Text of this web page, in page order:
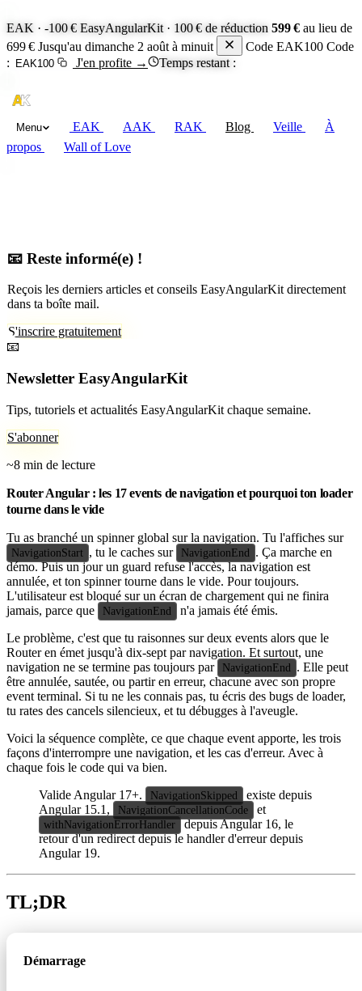
EAK · -100 € EasyAngularKit · 100 € de réduction 599 € au lieu de
699 € Jusqu'au dimanche 2 août à minuit Code EAK100 Code
:
EAK100 J'en profite → Temps restant :
Menu EAK AAK RAK Blog Veille
À
propos
Wall of Love
📧 Reste informé(e) !
Reçois les derniers articles et conseils EasyAngularKit directement
dans ta boîte mail.
S'inscrire gratuitement
📧
Newsletter EasyAngularKit
Tips, tutoriels et actualités EasyAngularKit chaque semaine.
S'abonner
~8 min de lecture
Router Angular : les 17 events de navigation et pourquoi ton loader
tourne dans le vide
Tu as branché un spinner global sur la navigation. Tu l'affiches sur
NavigationStart , tu le caches sur NavigationEnd
. Ça marche en
démo. Puis un jour un guard refuse l'accès, la navigation est
annulée, et ton spinner tourne dans le vide. Pour toujours.
L'utilisateur est bloqué sur un écran de chargement qui ne finira
jamais, parce que
NavigationEnd
n'a jamais été émis.
Le problème, c'est que tu raisonnes sur deux events alors que le
Router en émet jusqu'à dix-sept par navigation. Et surtout, une
navigation ne se termine pas toujours par
NavigationEnd
. Elle peut
être annulée, sautée, ou partir en erreur, chacune avec son propre
event terminal. Si tu ne les connais pas, tu écris des bugs de loader,
tu rates des cancels silencieux, et tu débugges à l'aveugle.
Voici la séquence complète, ce que chaque event apporte, les trois
façons d'interrompre une navigation, et les cas d'erreur. Avec à
chaque fois le code qui va bien.
Valide Angular 17+.
NavigationSkipped
existe depuis
Angular 15.1,
NavigationCancellationCode et
withNavigationErrorHandler depuis Angular 16, le
retour d'un redirect depuis le handler d'erreur depuis
Angular 19.
TL;DR
Démarrage